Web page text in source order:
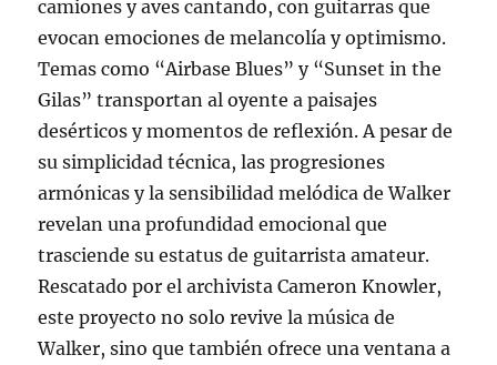
camiones y aves cantando, con guitarras que
evocan emociones de melancolía y optimismo.
Temas como “Airbase Blues” y “Sunset in the
Gilas” transportan al oyente a paisajes
desérticos y momentos de reflexión. A pesar de
su simplicidad técnica, las progresiones
armónicas y la sensibilidad melódica de Walker
revelan una profundidad emocional que
trasciende su estatus de guitarrista amateur.
Rescatado por el archivista Cameron Knowler,
este proyecto no solo revive la música de
Walker, sino que también ofrece una ventana a